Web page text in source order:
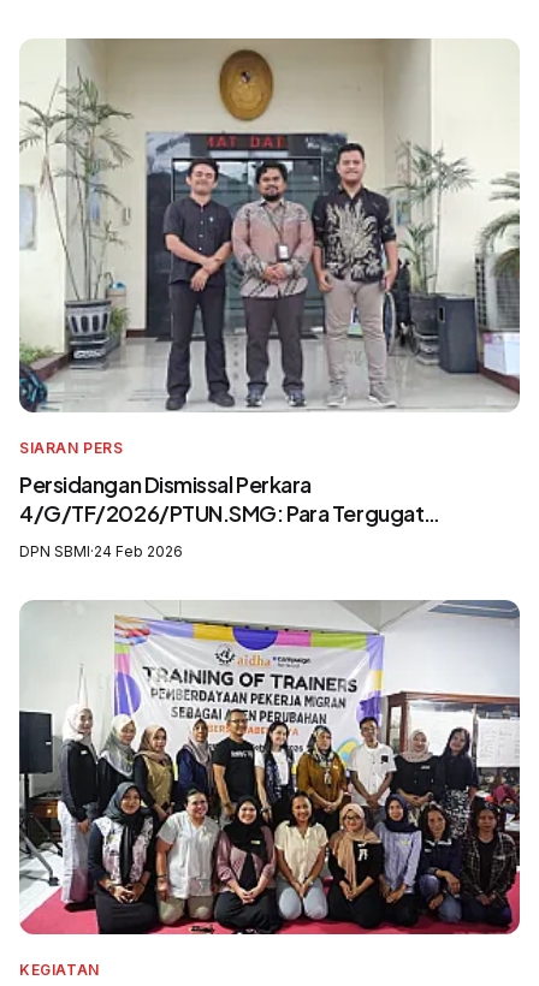
SIARAN PERS
Persidangan Dismissal Perkara
4/G/TF/2026/PTUN.SMG: Para Tergugat
Mengingkari SIP3MI dan Mengabaikan UU
DPN SBMI·24 Feb 2026
KEGIATAN